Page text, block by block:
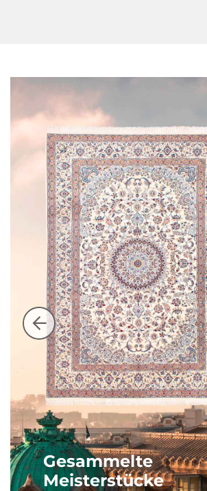
Gesammelte
Meisterstücke